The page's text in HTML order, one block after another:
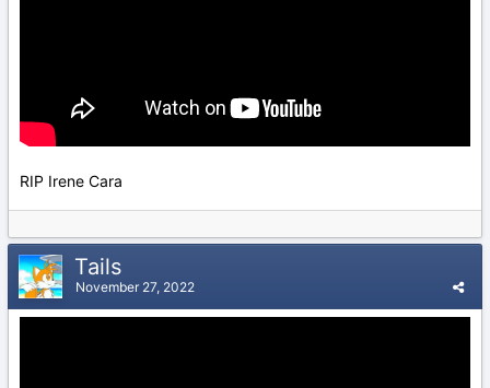
RIP Irene Cara
Tails
November 27, 2022